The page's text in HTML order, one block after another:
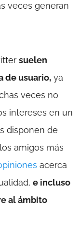
veces generan
suelen
de usuario, ya
veces no
intereses en un
disponen de
amigos más
acerca
e incluso
al ámbito